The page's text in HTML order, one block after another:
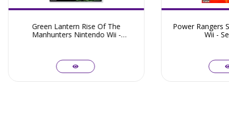
Green Lantern Rise Of The
Manhunters Nintendo Wii -
Power Rangers
Wii -